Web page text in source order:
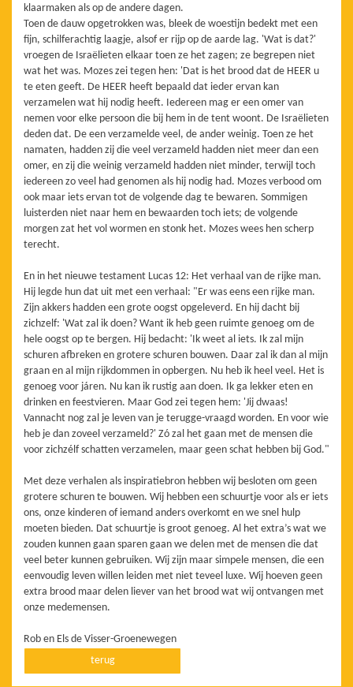
klaarmaken als op de andere dagen.
Toen de dauw opgetrokken was, bleek de woestijn bedekt met een
fijn, schilferachtig laagje, alsof er rijp op de aarde lag. 'Wat is dat?'
vroegen de Israëlieten elkaar toen ze het zagen; ze begrepen niet
wat het was. Mozes zei tegen hen: 'Dat is het brood dat de HEER u
te eten geeft. De HEER heeft bepaald dat ieder ervan kan
verzamelen wat hij nodig heeft. Iedereen mag er een omer van
nemen voor elke persoon die bij hem in de tent woont. De Israëlieten
deden dat. De een verzamelde veel, de ander weinig. Toen ze het
namaten, hadden zij die veel verzameld hadden niet meer dan een
omer, en zij die weinig verzameld hadden niet minder, terwijl toch
iedereen zo veel had genomen als hij nodig had. Mozes verbood om
ook maar iets ervan tot de volgende dag te bewaren. Sommigen
luisterden niet naar hem en bewaarden toch iets; de volgende
morgen zat het vol wormen en stonk het. Mozes wees hen scherp
terecht.
En in het nieuwe testament Lucas 12: Het verhaal van de rijke man.
Hij legde hun dat uit met een verhaal: "Er was eens een rijke man.
Zijn akkers hadden een grote oogst opgeleverd. En hij dacht bij
zichzelf: 'Wat zal ik doen? Want ik heb geen ruimte genoeg om de
hele oogst op te bergen. Hij bedacht: 'Ik weet al iets. Ik zal mijn
schuren afbreken en grotere schuren bouwen. Daar zal ik dan al mijn
graan en al mijn rijkdommen in opbergen. Nu heb ik heel veel. Het is
genoeg voor járen. Nu kan ik rustig aan doen. Ik ga lekker eten en
drinken en feestvieren. Maar God zei tegen hem: 'Jij dwaas!
Vannacht nog zal je leven van je terugge-vraagd worden. En voor wie
heb je dan zoveel verzameld?' Zó zal het gaan met de mensen die
voor zichzélf schatten verzamelen, maar geen schat hebben bij God."
Met deze verhalen als inspiratiebron hebben wij besloten om geen
grotere schuren te bouwen. Wij hebben een schuurtje voor als er iets
ons, onze kinderen of iemand anders overkomt en we snel hulp
moeten bieden. Dat schuurtje is groot genoeg. Al het extra’s wat we
zouden kunnen gaan sparen gaan we delen met de mensen die dat
veel beter kunnen gebruiken. Wij zijn maar simpele mensen, die een
eenvoudig leven willen leiden met niet teveel luxe. Wij hoeven geen
extra brood maar delen liever van het brood wat wij ontvangen met
onze medemensen.
Rob en Els de Visser-Groenewegen
terug